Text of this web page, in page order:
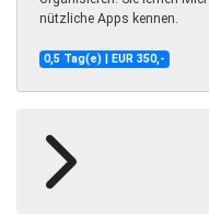
nützliche Apps kennen.
0,5 Tag(e) | EUR 350,-